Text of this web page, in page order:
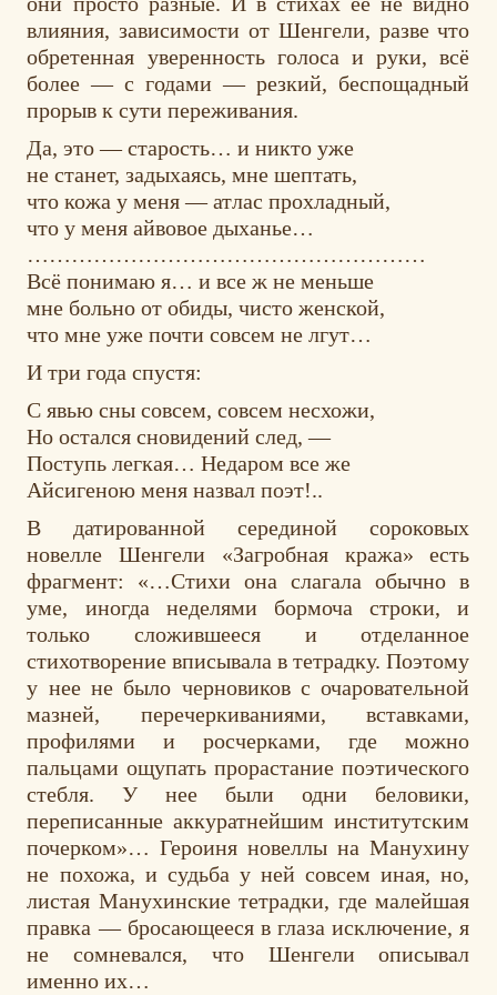
влияния, зависимости от Шенгели, разве что
обретенная уверенность голоса и руки, всё
более — с годами — резкий, беспощадный
прорыв к сути переживания.
Да, это — старость… и никто уже
не станет, задыхаясь, мне шептать,
что кожа у меня — атлас прохладный,
что у меня айвовое дыханье…
………………………………………………
Всё понимаю я… и все ж не меньше
мне больно от обиды, чисто женской,
что мне уже почти совсем не лгут…
И три года спустя:
С явью сны совсем, совсем несхожи,
Но остался сновидений след, —
Поступь легкая… Недаром все же
Айсигеною меня назвал поэт!..
В датированной серединой сороковых
новелле Шенгели «Загробная кража» есть
фрагмент: «…Стихи она слагала обычно в
уме, иногда неделями бормоча строки, и
только сложившееся и отделанное
стихотворение вписывала в тетрадку. Поэтому
у нее не было черновиков с очаровательной
мазней, перечеркиваниями, вставками,
профилями и росчерками, где можно
пальцами ощупать прорастание поэтического
стебля. У нее были одни беловики,
переписанные аккуратнейшим институтским
почерком»… Героиня новеллы на Манухину
не похожа, и судьба у ней совсем иная, но,
листая Манухинские тетрадки, где малейшая
правка — бросающееся в глаза исключение, я
не сомневался, что Шенгели описывал
именно их…